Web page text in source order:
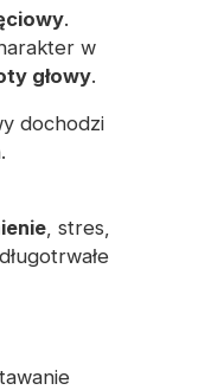
.
w
głowy.
dochodzi
, stres,